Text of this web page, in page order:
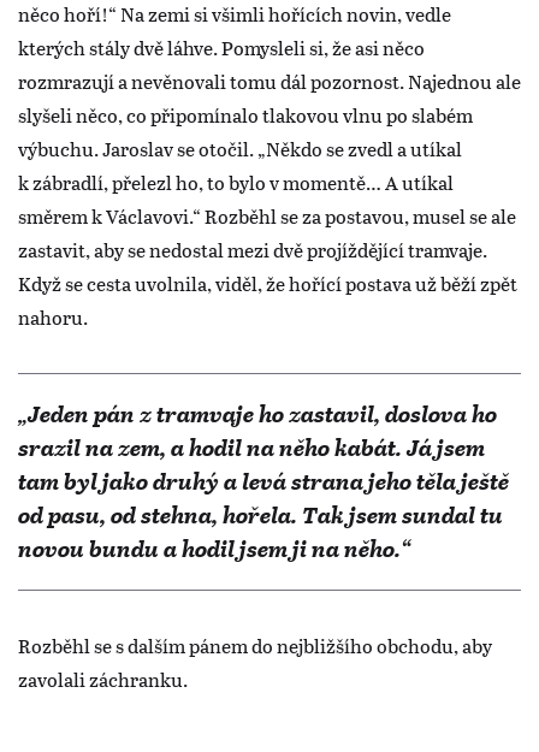
něco hoří!“ Na zemi si všimli hořících novin, vedle
kterých stály dvě láhve. Pomysleli si, že asi něco
rozmrazují a nevěnovali tomu dál pozornost. Najednou ale
slyšeli něco, co připomínalo tlakovou vlnu po slabém
výbuchu. Jaroslav se otočil. „Někdo se zvedl a utíkal
k zábradlí, přelezl ho, to bylo v momentě… A utíkal
směrem k Václavovi.“ Rozběhl se za postavou, musel se ale
zastavit, aby se nedostal mezi dvě projíždějící tramvaje.
Když se cesta uvolnila, viděl, že hořící postava už běží zpět
nahoru.
„Jeden pán z tramvaje ho zastavil, doslova ho
srazil na zem, a hodil na něho kabát. Já jsem
tam byl jako druhý a levá strana jeho těla ještě
od pasu, od stehna, hořela. Tak jsem sundal tu
novou bundu a hodil jsem ji na něho.“
Rozběhl se s dalším pánem do nejbližšího obchodu, aby
zavolali záchranku.